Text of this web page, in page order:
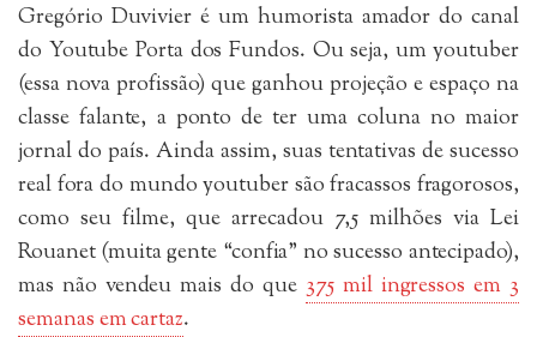
Gregório Duvivier é um humorista amador do canal
do Youtube Porta dos Fundos. Ou seja, um youtuber
(essa nova profissão) que ganhou projeção e espaço na
classe falante, a ponto de ter uma coluna no maior
jornal do país. Ainda assim, suas tentativas de sucesso
real fora do mundo youtuber são fracassos fragorosos,
como seu filme, que arrecadou 7,5 milhões via Lei
Rouanet (muita gente “confia” no sucesso antecipado),
mas não vendeu mais do que 375 mil ingressos em 3
semanas em cartaz.